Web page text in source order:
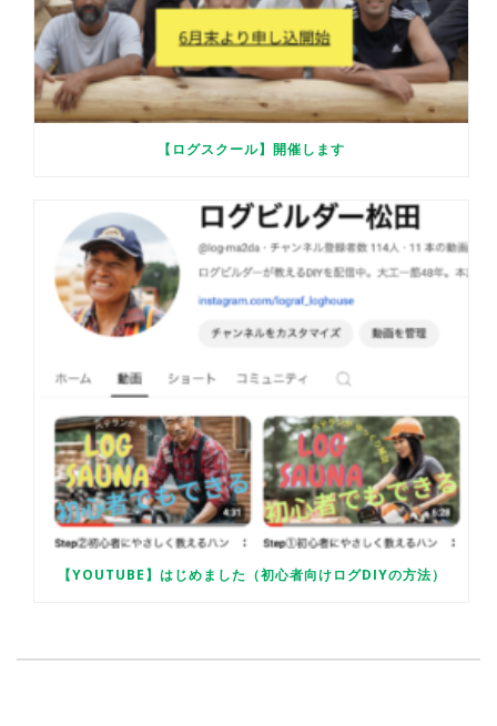
【ログスクール】開催します
【YOUTUBE】はじめました（初心者向けログDIYの方法）